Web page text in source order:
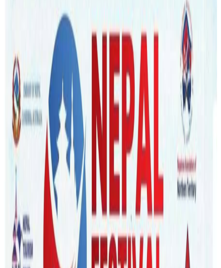
टि- २० विश्वकप क्रिकेट : नेपालले आज
इङ्गल्याण्डसँग खेल्दै
Nepal Tube